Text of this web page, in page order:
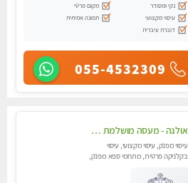
נקי ומסודר
מקום פרטי
עיסוי מקצועי
תמונה אמיתית
דוברת עיברית
055-4532309
אולגה - מעסה מושלמת חדשה בעיר ! בחיפה טל - 052-5738058
עיסוי מפנק, עיסוי מקצועי, עיסוי
בקלניקה פרטית, מתחמי ספא מפנק,
עיסוי טנטרה